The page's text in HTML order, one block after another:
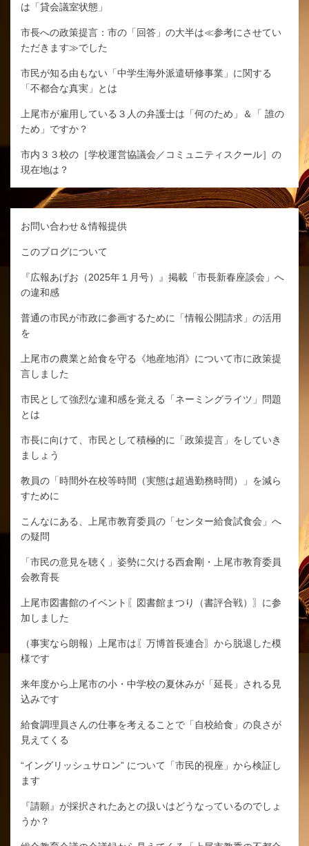
は「貸会議室状態」
市長への政策提言：市の「回答」の大半は≪参考にさせてい
ただきます≫でした
市民が知る由もない「中学生海外派遣研修事業」に関する
「不都合な真実」とは
上尾市が雇用している３人の弁護士は「何のため」＆「 誰の
ため」ですか？
市内３３校の［学校運営協議会／コミュニティスクール］の
現在地は？
お問い合わせ＆情報提供
このブログについて
『広報あげお（2025年１月号）』掲載「市長新春座談会」へ
の違和感
普通の市民が市政に参画するために「情報公開請求」の活用
を
上尾市の農業と給食を守る《地産地消》について市に政策提
言しました
市民として強烈な違和感を覚える「ネーミングライツ」問題
とは
市長に向けて、市民として積極的に「政策提言」をしていき
ましょう
教員の「時間外在校等時間（実態は超過勤務時間）」を減ら
すために
こんなにある、上尾市教育委員の「センター給食試食会」へ
の疑問
「市民の意見を聴く」姿勢に欠ける西倉剛・上尾市教育委員
会教育長
上尾市図書館のイベント〖図書館まつり（書評合戦）〗に参
加しました
（事実なら朗報）上尾市は〖万博首長連合〗から脱退した模
様です
来年度から上尾市の小・中学校の夏休みが「延長」される見
込みです
給食調理員さんの仕事を考えることで「自校給食」の良さが
見えてくる
“イングリッシュサロン” について「市民的視座」から検証し
ます
『請願』が採択されたあとの扱いはどうなっているのでしょ
うか？